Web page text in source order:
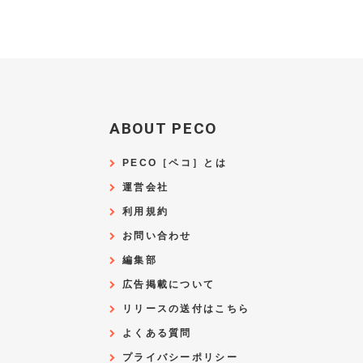
ABOUT PECO
PECO［ペコ］とは
運営会社
利用規約
お問い合わせ
編集部
広告掲載について
リリースの送付はこちら
よくある質問
プライバシーポリシー